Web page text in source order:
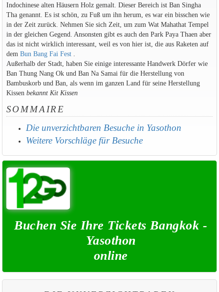
Indochinese alten Häusern Holz gemalt. Dieser Bereich ist Ban Singha
Tha genannt. Es ist schön, zu Fuß um ihn herum, es war ein bisschen wie
in der Zeit zurück. Nehmen Sie sich Zeit, um zum Wat Mahathat Tempel
in der gleichen Gegend. Ansonsten gibt es auch den Park Paya Thaen aber
das ist nicht wirklich interessant, weil es von hier ist, die aus Raketen auf
dem Bun Bang Fai Fest
Außerhalb der Stadt, haben Sie einige interessante Handwerk Dörfer wie
Ban Thung Nang Ok und Ban Na Samai für die Herstellung von
Bambuskorb und Ban, als wenn im ganzen Land für seine Herstellung
Kissen bekannt Kit Kissen
SOMMAIRE
Die unverzichtbaren Besuche in Yasothon
Weitere Vorschläge für Besuche
Buchen Sie Ihre Tickets Bangkok -
Yasothon
online